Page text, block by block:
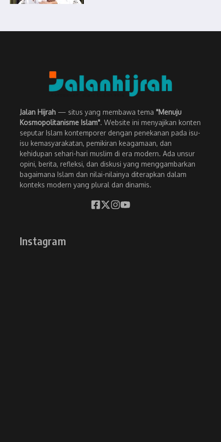
Jalan Hijrah — situs yang membawa tema "Menuju
Kosmopolitanisme Islam". Website ini menyajikan konten
seputar Islam kontemporer dengan penekanan pada isu-
isu kemasyarakatan, pemikiran keagamaan, dan
kehidupan sehari-hari muslim di era modern. Ada unsur
opini, berita, refleksi, dan diskusi yang menggambarkan
bagaimana Islam dan nilai-nilainya diterapkan dalam
konteks modern yang plural dan dinamis.
Instagram